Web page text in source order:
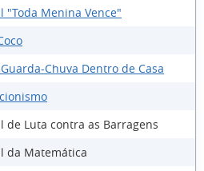
"Toda Menina Vence"
Chuva Dentro de Casa
de Luta contra as Barragens
da Matemática